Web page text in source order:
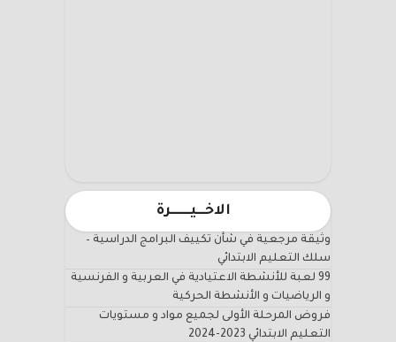
الاخـــيـــــــرة
وثيقة مرجعية في شأن تكييف البرامج الدراسية –
سلك التعليم الابتدائي
99 لعبة للأنشطة الاعتيادية في العربية و الفرنسية
و الرياضيات و الأنشطة الحركية
فروض المرحلة الأولى لجميع مواد و مستويات
التعليم الابتدائي 2023-2024